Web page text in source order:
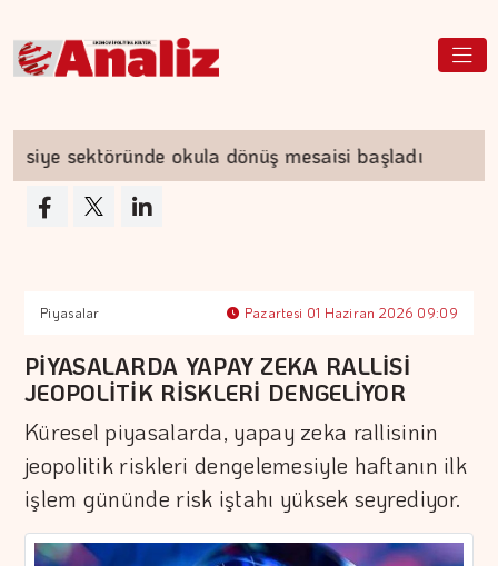
sektöründe okula dönüş mesaisi başladı
Piyasalar Pazartesi 01 Haziran 2026 09:09
PİYASALARDA YAPAY ZEKA RALLİSİ
JEOPOLİTİK RİSKLERİ DENGELİYOR
Küresel piyasalarda, yapay zeka rallisinin
jeopolitik riskleri dengelemesiyle haftanın ilk
işlem gününde risk iştahı yüksek seyrediyor.